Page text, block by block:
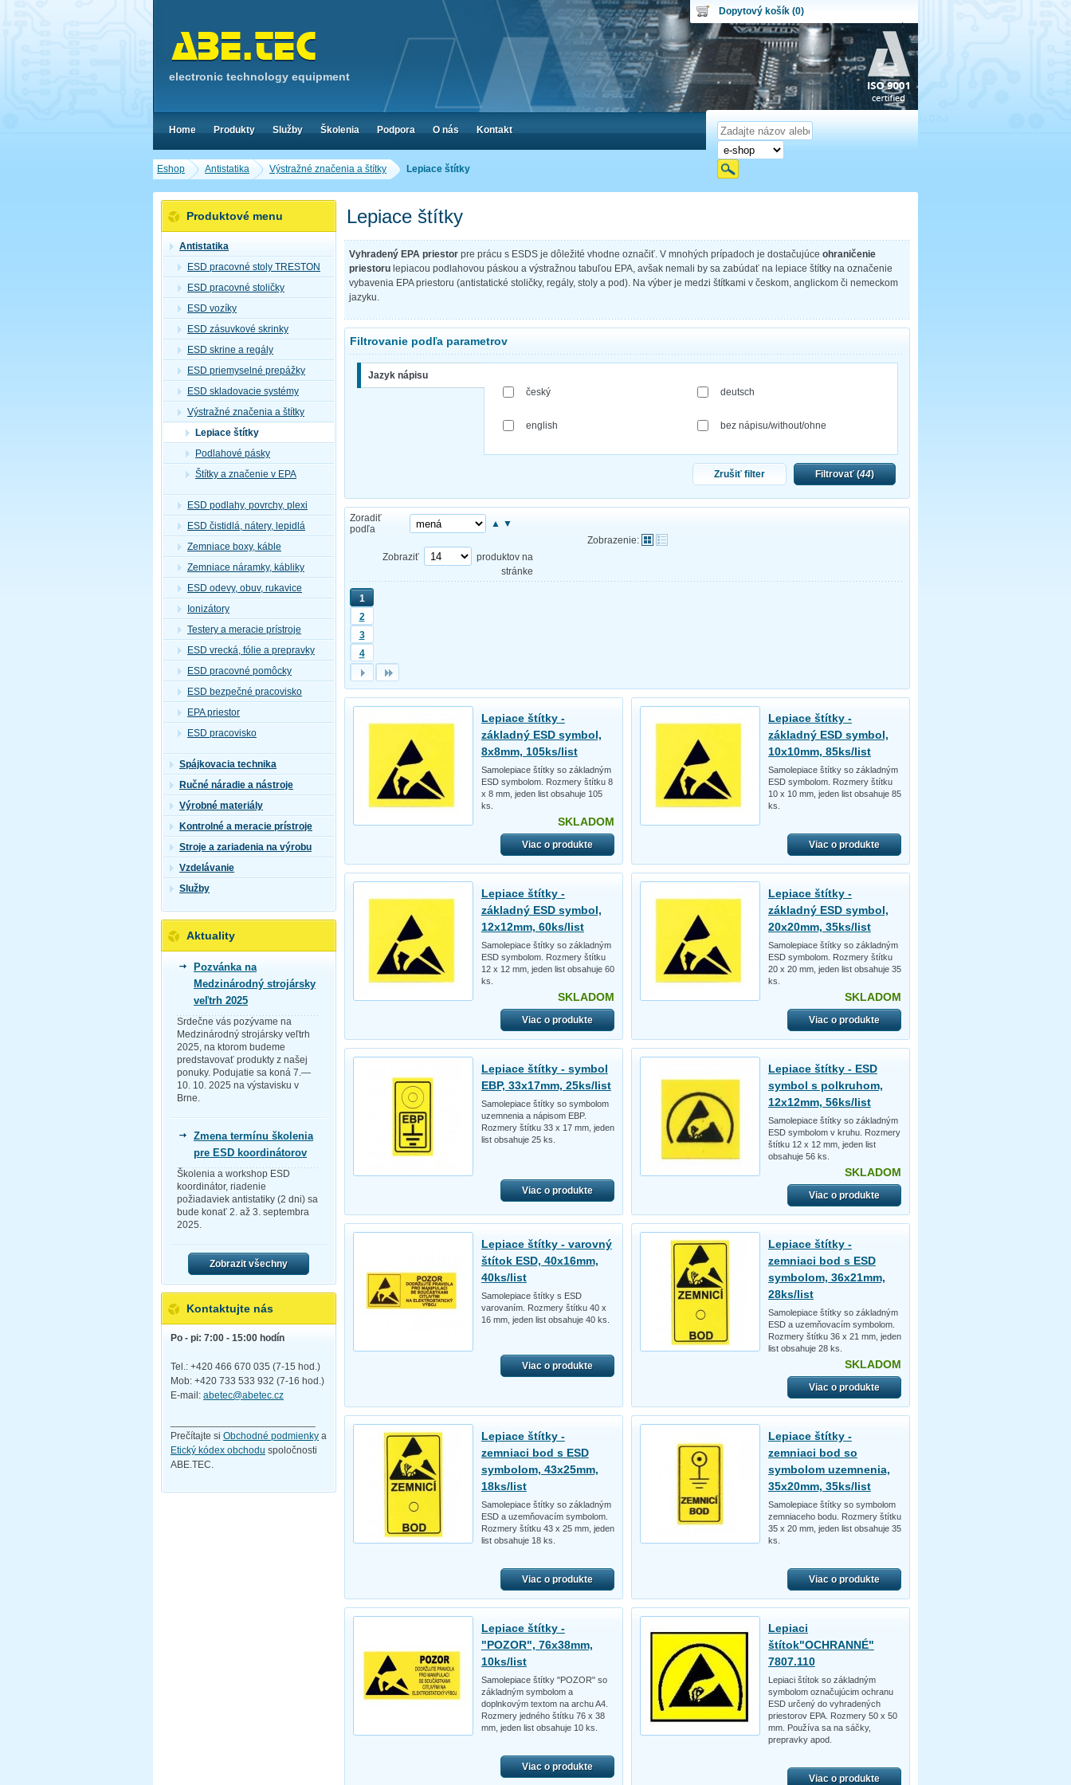
Eshop Antistatika Výstražné značenia a štítky Lepiace štítky
Lepiace štítky
Vyhradený EPA priestor pre prácu s ESDS je dôležité vhodne označiť. V mnohých prípadoch je dostačujúce ohraničenie
priestoru lepiacou podlahovou páskou a výstražnou tabuľou EPA, avšak nemali by sa zabúdať na lepiace štítky na označenie
vybavenia EPA priestoru (antistatické stoličky, regály, stoly a pod). Na výber je medzi štítkami v českom, anglickom či nemeckom
jazyku.
Filtrovanie podľa parametrov
Jazyk nápisu
český
english
deutsch
bez nápisu/without/ohne
Zrušiť filter Filtrovať (44)
Zoradiť
podľa
▲ ▼
Zobrazenie:
Zobraziť
produktov na
stránke
1
2
3
4
Lepiace štítky -
základný ESD symbol,
8x8mm, 105ks/list
Samolepiace štítky so základným
ESD symbolom. Rozmery štítku 8
x 8 mm, jeden list obsahuje 105
ks.
SKLADOM
Viac o produkte
Lepiace štítky -
základný ESD symbol,
10x10mm, 85ks/list
Samolepiace štítky so základným
ESD symbolom. Rozmery štítku
10 x 10 mm, jeden list obsahuje 85
ks.
Viac o produkte
Lepiace štítky -
základný ESD symbol,
12x12mm, 60ks/list
Samolepiace štítky so základným
ESD symbolom. Rozmery štítku
12 x 12 mm, jeden list obsahuje 60
ks.
SKLADOM
Viac o produkte
Lepiace štítky -
základný ESD symbol,
20x20mm, 35ks/list
Samolepiace štítky so základným
ESD symbolom. Rozmery štítku
20 x 20 mm, jeden list obsahuje 35
ks.
SKLADOM
Viac o produkte
Lepiace štítky - symbol
EBP, 33x17mm, 25ks/list
Samolepiace štítky so symbolom
uzemnenia a nápisom EBP.
Rozmery štítku 33 x 17 mm, jeden
list obsahuje 25 ks.
Viac o produkte
Lepiace štítky - ESD
symbol s polkruhom,
12x12mm, 56ks/list
Samolepiace štítky so základným
ESD symbolom v kruhu. Rozmery
štítku 12 x 12 mm, jeden list
obsahuje 56 ks.
SKLADOM
Viac o produkte
Lepiace štítky - varovný
štítok ESD, 40x16mm,
40ks/list
Samolepiace štítky s ESD
varovaním. Rozmery štítku 40 x
16 mm, jeden list obsahuje 40 ks.
Viac o produkte
Lepiace štítky -
zemniaci bod s ESD
symbolom, 36x21mm,
28ks/list
Samolepiace štítky so základným
ESD a uzemňovacím symbolom.
Rozmery štítku 36 x 21 mm, jeden
list obsahuje 28 ks.
SKLADOM
Viac o produkte
Lepiace štítky -
zemniaci bod s ESD
symbolom, 43x25mm,
18ks/list
Samolepiace štítky so základným
ESD a uzemňovacím symbolom.
Rozmery štítku 43 x 25 mm, jeden
list obsahuje 18 ks.
Viac o produkte
Lepiace štítky -
zemniaci bod so
symbolom uzemnenia,
35x20mm, 35ks/list
Samolepiace štítky so symbolom
zemniaceho bodu. Rozmery štítku
35 x 20 mm, jeden list obsahuje 35
ks.
Viac o produkte
Lepiace štítky -
"POZOR", 76x38mm,
10ks/list
Samolepiace štítky "POZOR" so
základným symbolom a
doplnkovým textom na archu A4.
Rozmery jedného štítku 76 x 38
mm, jeden list obsahuje 10 ks.
Viac o produkte
Lepiaci
štítok"OCHRANNÉ"
7807.110
Lepiaci štítok so základným
symbolom označujúcim ochranu
ESD určený do vyhradených
priestorov EPA. Rozmery 50 x 50
mm. Používa sa na sáčky,
prepravky apod.
Viac o produkte
Produktové menu
Antistatika
ESD pracovné stoly TRESTON
ESD pracovné stoličky
ESD vozíky
ESD zásuvkové skrinky
ESD skrine a regály
ESD priemyselné prepážky
ESD skladovacie systémy
Výstražné značenia a štítky
Lepiace štítky
Podlahové pásky
Štítky a značenie v EPA
ESD podlahy, povrchy, plexi
ESD čistidlá, nátery, lepidlá
Zemniace boxy, káble
Zemniace náramky, kábliky
ESD odevy, obuv, rukavice
Ionizátory
Testery a meracie prístroje
ESD vrecká, fólie a prepravky
ESD pracovné pomôcky
ESD bezpečné pracovisko
EPA priestor
ESD pracovisko
Spájkovacia technika
Ručné náradie a nástroje
Výrobné materiály
Kontrolné a meracie prístroje
Stroje a zariadenia na výrobu
Vzdelávanie
Služby
Aktuality
Pozvánka na
Medzinárodný strojársky
veľtrh 2025
Srdečne vás pozývame na
Medzinárodný strojársky veľtrh
2025, na ktorom budeme
predstavovať produkty z našej
ponuky. Podujatie sa koná 7.—
10. 10. 2025 na výstavisku v
Brne.
Zmena termínu školenia
pre ESD koordinátorov
Školenia a workshop ESD
koordinátor, riadenie
požiadaviek antistatiky (2 dni) sa
bude konať 2. až 3. septembra
2025.
Zobrazit všechny
Kontaktujte nás
Po - pi: 7:00 - 15:00 hodín
Tel.: +420 466 670 035 (7-15 hod.)
Mob: +420 733 533 932 (7-16 hod.)
E-mail: abetec@abetec.cz
Prečítajte si Obchodné podmienky a
Etický kódex obchodu spoločnosti
ABE.TEC.
electronic technology equipment
Dopytový košík (0)
Dopytový košík je prázdny!
Obsah košíka
Počet produktov:0
Home Produkty Služby Školenia Podpora O nás Kontakt